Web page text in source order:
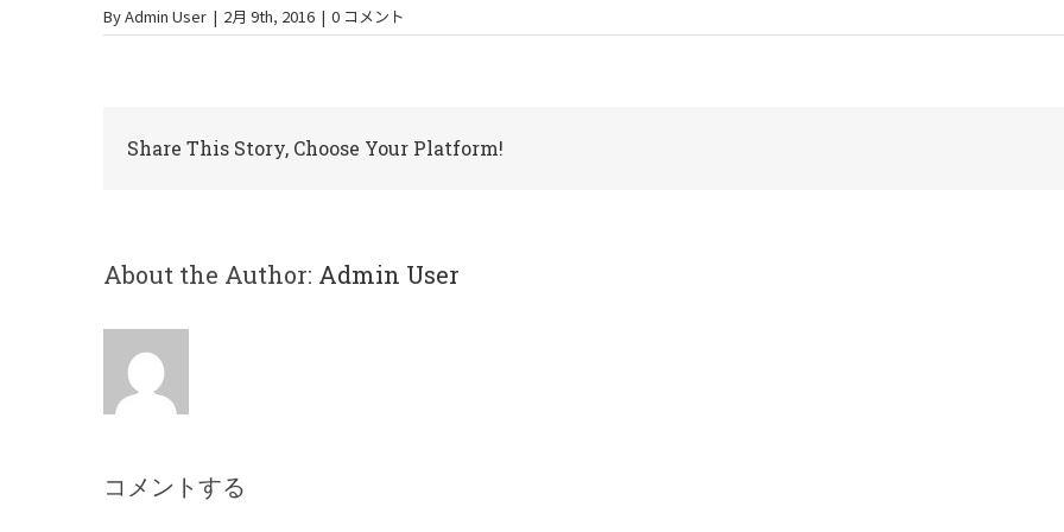
ByAdmin User | 2月 9th, 2016 | 0 コメント
Share This Story, Choose Your Platform!
About the Author: Admin User
コメントする